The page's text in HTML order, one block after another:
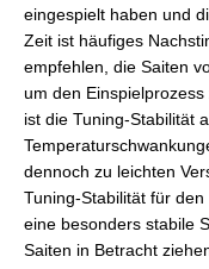
eingespielt haben und
Zeit ist häufiges
empfehlen, die Saiten
um den
ist die Tuning-Stabilität
dennoch zu leichten
Tuning-Stabilität für
eine besonders stabile
Saiten in Betracht